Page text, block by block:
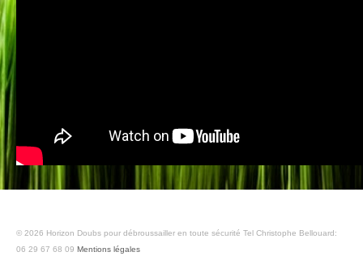
© 2026 Horizon Doubs pour débroussailler en toute sécurité Tel Christophe Bellouard:
06 29 67 68 09 Mentions légales